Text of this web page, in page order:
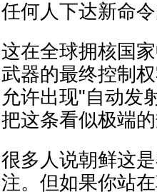
任何人下达新命
这在全球拥核国
武器的最终控制
允许出现"自动发
把这条看似极端
很多人说朝鲜这
注。但如果你站